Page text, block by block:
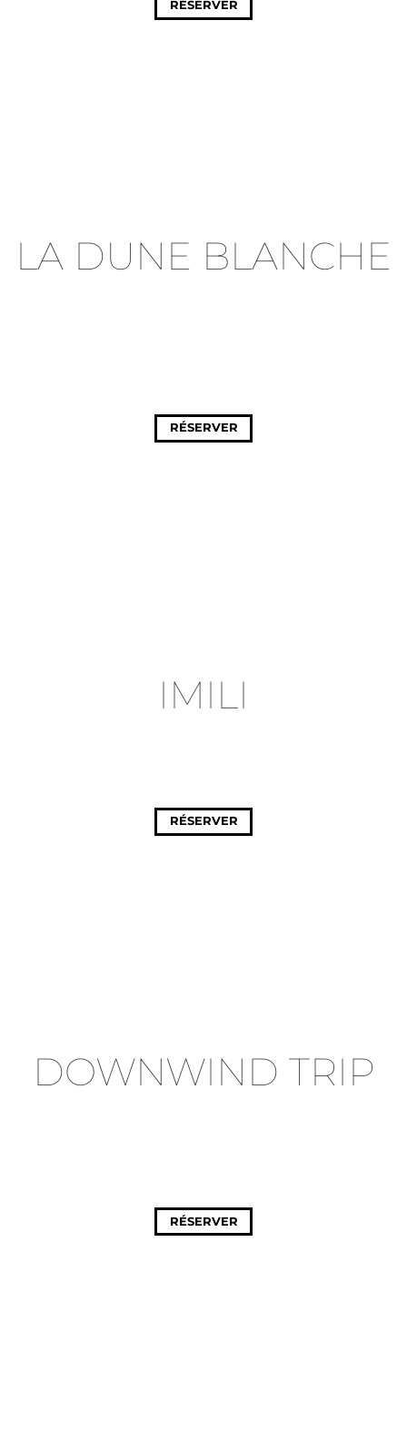
RÉSERVER
LA DUNE BLANCHE
RÉSERVER
IMILI
RÉSERVER
DOWNWIND TRIP
RÉSERVER